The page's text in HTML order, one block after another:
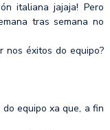
italiana jajaja! Pero
tras semana no
nos éxitos do equipo?
equipo xa que, a fin